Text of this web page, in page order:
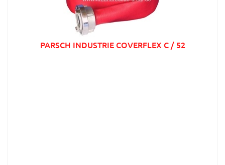
PARSCH INDUSTRIE COVERFLEX C / 52